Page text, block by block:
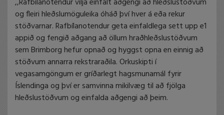
og fleiri hleðslumöguleika óháð því hver á eða rekur
stöðvarnar. Rafbílanotendur geta einfaldlega sett upp e1
appið og fengið aðgang að öllum hraðhleðslustöðvum
sem Brimborg hefur opnað og hyggst opna en einnig að
stöðvum annarra rekstraraðila. Orkuskipti í
vegasamgöngum er gríðarlegt hagsmunamál fyrir
Íslendinga og því er samvinna mikilvæg til að fjölga
hleðslustöðvum og einfalda aðgengi að þeim.